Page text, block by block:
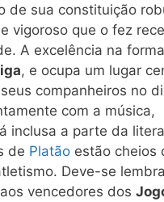
de sua constituição
vigoroso que o fez
A excelência na
, e ocupa um lugar
companheiros no
com a música,
inclusa a parte da
de Platão estão cheios
Deve-se
vencedores dos